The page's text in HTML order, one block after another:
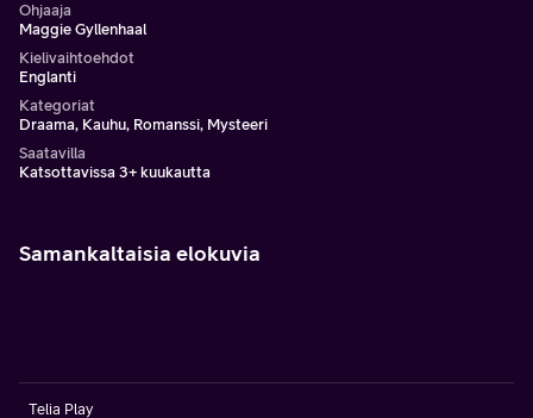
Ohjaaja
Maggie Gyllenhaal
Kielivaihtoehdot
Englanti
Kategoriat
Draama, Kauhu, Romanssi, Mysteeri
Saatavilla
Katsottavissa 3+ kuukautta
Samankaltaisia elokuvia
Telia Play